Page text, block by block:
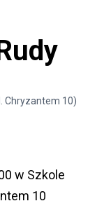
Chryzantem 10)
w Szkole
10